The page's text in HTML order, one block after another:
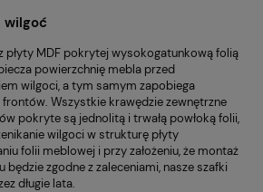
wilgoć
płyty MDF pokrytej wysokogatunkową folią
powierzchnię mebla przed
wilgoci, a tym samym zapobiega
Wszystkie krawędzie zewnętrzne
pokryte są jednolitą i trwałą powłoką folii,
wilgoci w strukturę płyty
folii meblowej i przy założeniu, że montaż
zgodne z zaleceniami, nasze szafki
długie lata.